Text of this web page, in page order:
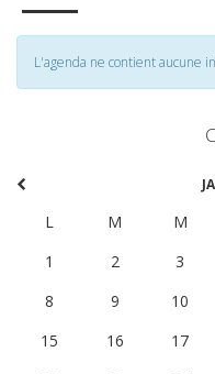
L'agenda ne contient aucune
L M M
1
2 3
8
9 10
15
16 17